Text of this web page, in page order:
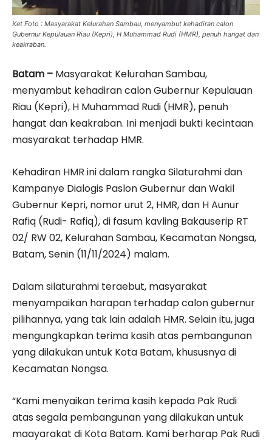
Ket Foto : Masyarakat Kelurahan Sambau, menyambut kehadiran calon
Gubernur Kepulauan Riau (Kepri), H Muhammad Rudi (HMR), penuh hangat dan
keakraban.
Batam – Masyarakat Kelurahan Sambau,
menyambut kehadiran calon Gubernur Kepulauan
Riau (Kepri), H Muhammad Rudi (HMR), penuh
hangat dan keakraban. Ini menjadi bukti kecintaan
masyarakat terhadap HMR.
Kehadiran HMR ini dalam rangka Silaturahmi dan
Kampanye Dialogis Paslon Gubernur dan Wakil
Gubernur Kepri, nomor urut 2, HMR, dan H Aunur
Rafiq (Rudi- Rafiq), di fasum kavling Bakauserip RT
02/ RW 02, Kelurahan Sambau, Kecamatan Nongsa,
Batam, Senin (11/11/2024) malam.
Dalam silaturahmi teraebut, masyarakat
menyampaikan harapan terhadap calon gubernur
pilihannya, yang tak lain adalah HMR. Selain itu, juga
mengungkapkan terima kasih atas pembangunan
yang dilakukan untuk Kota Batam, khususnya di
Kecamatan Nongsa.
“Kami menyaikan terima kasih kepada Pak Rudi
atas segala pembangunan yang dilakukan untuk
maayarakat di Kota Batam. Kami berharap Pak Rudi